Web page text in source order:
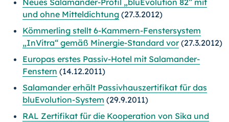
Neues Salamander-Profil „bluEvolution 82” mit
und ohne Mitteldichtung (27.3.2012)
Kömmerling stellt 6-Kammern-Fenstersystem
„InVitra“ gemäß Minergie-Standard vor(27.3.2012)
Europas erstes Passiv-Hotel mit Salamander-
Fenstern (14.12.2011)
Salamander erhält Passivhauszertifikat für das
bluEvolution-System (29.9.2011)
RAL Zertifikat für die Kooperation von Sika und